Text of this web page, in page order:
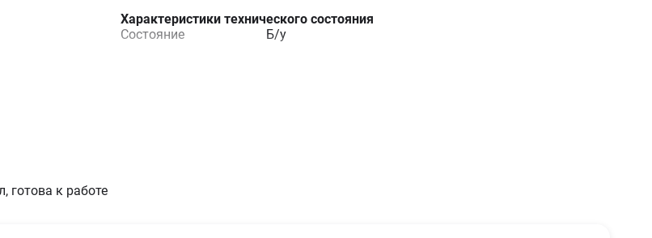
Характеристики технического состояния
Состояние
Б/у
готова к работе